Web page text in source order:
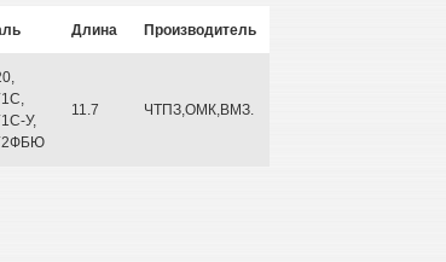
Длина Производитель
У,
11.7 ЧТПЗ,ОМК,ВМЗ.